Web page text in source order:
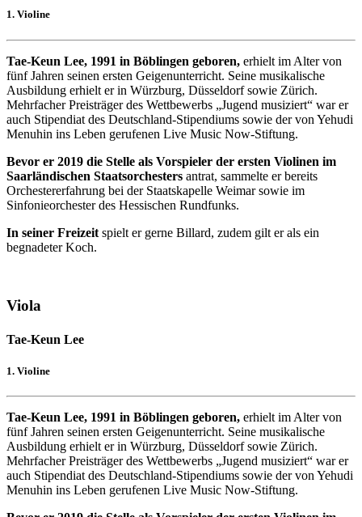
1. Violine
Tae-Keun Lee, 1991 in Böblingen geboren, erhielt im Alter von
fünf Jahren seinen ersten Geigenunterricht. Seine musikalische
Ausbildung erhielt er in Würzburg, Düsseldorf sowie Zürich.
Mehrfacher Preisträger des Wettbewerbs „Jugend musiziert“ war er
auch Stipendiat des Deutschland-Stipendiums sowie der von Yehudi
Menuhin ins Leben gerufenen Live Music Now-Stiftung.
Bevor er 2019 die Stelle als Vorspieler der ersten Violinen im
Saarländischen Staatsorchesters antrat, sammelte er bereits
Orchestererfahrung bei der Staatskapelle Weimar sowie im
Sinfonieorchester des Hessischen Rundfunks.
In seiner Freizeit spielt er gerne Billard, zudem gilt er als ein
begnadeter Koch.
Viola
Tae-Keun Lee
1. Violine
Tae-Keun Lee, 1991 in Böblingen geboren, erhielt im Alter von
fünf Jahren seinen ersten Geigenunterricht. Seine musikalische
Ausbildung erhielt er in Würzburg, Düsseldorf sowie Zürich.
Mehrfacher Preisträger des Wettbewerbs „Jugend musiziert“ war er
auch Stipendiat des Deutschland-Stipendiums sowie der von Yehudi
Menuhin ins Leben gerufenen Live Music Now-Stiftung.